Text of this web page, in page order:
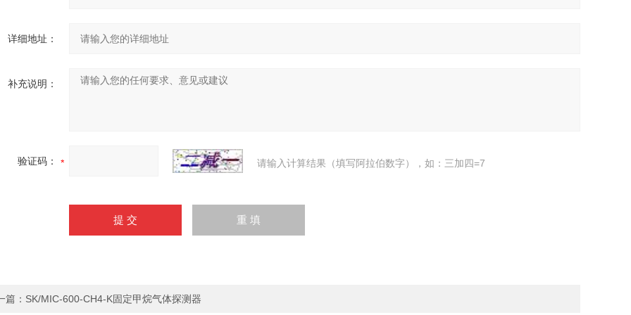
详细地址：
补充说明：
验证码： 请输入计算结果（填写阿拉伯数字），如：三加四=7
篇： SK/MIC-600-CH4-K固定甲烷气体探测器